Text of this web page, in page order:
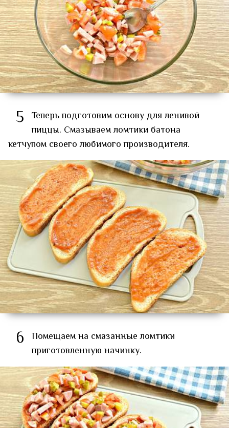
5 Теперь подготовим основу для ленивой
пиццы. Смазываем ломтики батона
кетчупом своего любимого производителя.
6 Помещаем на смазанные ломтики
приготовленную начинку.